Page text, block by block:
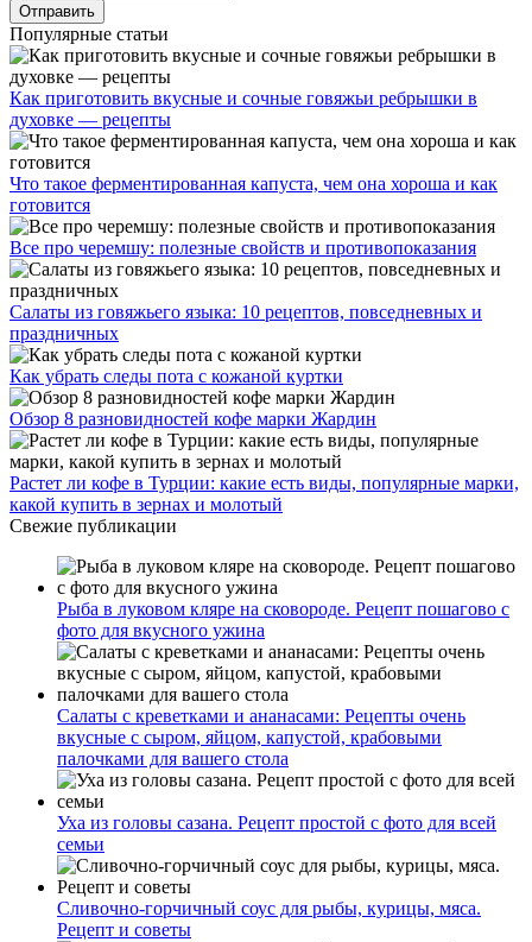
Популярные статьи
Как приготовить вкусные и сочные говяжьи ребрышки в
духовке — рецепты
Что такое ферментированная капуста, чем она хороша и как
готовится
Все про черемшу: полезные свойств и противопоказания
Салаты из говяжьего языка: 10 рецептов, повседневных и
праздничных
Как убрать следы пота с кожаной куртки
Обзор 8 разновидностей кофе марки Жардин
Растет ли кофе в Турции: какие есть виды, популярные марки,
какой купить в зернах и молотый
Свежие публикации
Рыба в луковом кляре на сковороде. Рецепт пошагово с
фото для вкусного ужина
Салаты с креветками и ананасами: Рецепты очень
вкусные с сыром, яйцом, капустой, крабовыми
палочками для вашего стола
Уха из головы сазана. Рецепт простой с фото для всей
семьи
Сливочно-горчичный соус для рыбы, курицы, мяса.
Рецепт и советы